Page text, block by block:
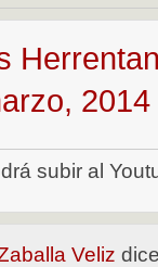
subir al
Veliz